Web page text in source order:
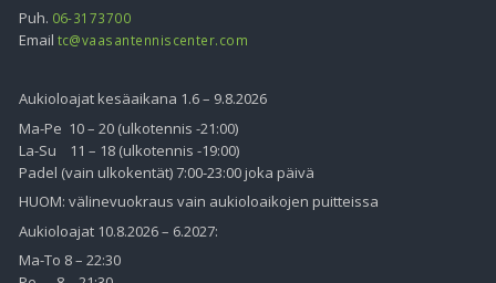
Puh. 06-3173700
Email tc@vaasantenniscenter.com
Aukioloajat kesäaikana 1.6 – 9.8.2026
Ma-Pe 10 – 20 (ulkotennis -21:00)
La-Su 11 – 18 (ulkotennis -19:00)
Padel (vain ulkokentät) 7:00-23:00 joka päivä
HUOM: välinevuokraus vain aukioloaikojen puitteissa
Aukioloajat 10.8.2026 – 6.2027:
Ma-To 8 – 22:30